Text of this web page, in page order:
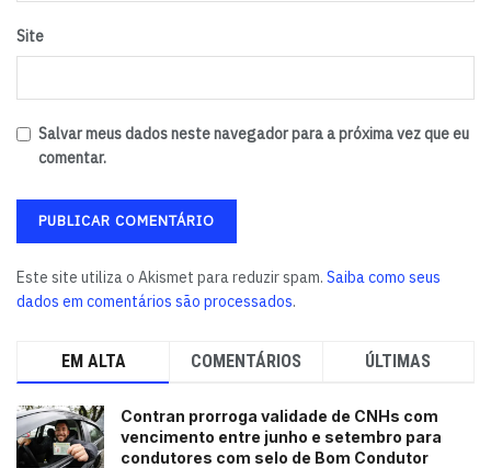
Site
Salvar meus dados neste navegador para a próxima vez que eu
comentar.
Este site utiliza o Akismet para reduzir spam. Saiba como seus
dados em comentários são processados.
EM ALTA COMENTÁRIOS ÚLTIMAS
Contran prorroga validade de CNHs com
vencimento entre junho e setembro para
condutores com selo de Bom Condutor